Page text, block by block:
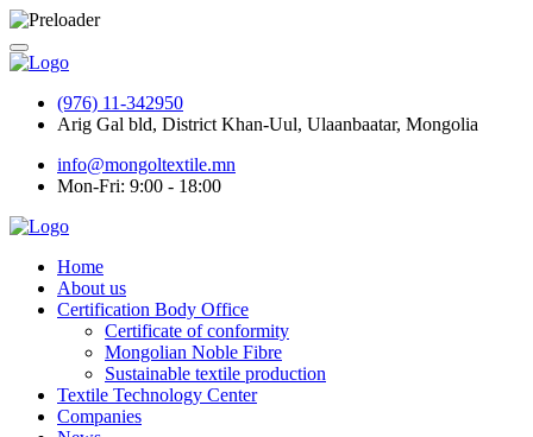
(976) 11-342950
Arig Gal bld, District Khan-Uul, Ulaanbaatar, Mongolia
info@mongoltextile.mn
Mon-Fri: 9:00 - 18:00
Home
About us
Certification Body Office
Certificate of conformity
Mongolian Noble Fibre
Sustainable textile production
Textile Technology Center
Companies